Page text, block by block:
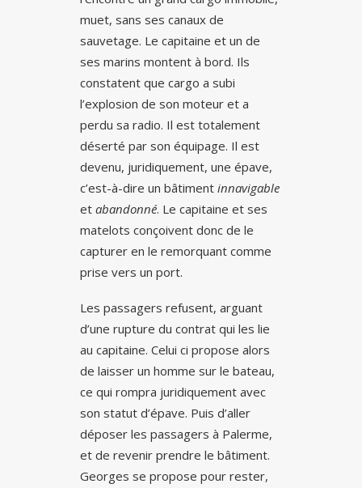
muet, sans ses canaux de
sauvetage. Le capitaine et un de
ses marins montent à bord. Ils
constatent que cargo a subi
l’explosion de son moteur et a
perdu sa radio. Il est totalement
déserté par son équipage. Il est
devenu, juridiquement, une épave,
c’est-à-dire un bâtiment innavigable
et abandonné. Le capitaine et ses
matelots conçoivent donc de le
capturer en le remorquant comme
prise vers un port.
Les passagers refusent, arguant
d’une rupture du contrat qui les lie
au capitaine. Celui ci propose alors
de laisser un homme sur le bateau,
ce qui rompra juridiquement avec
son statut d’épave. Puis d’aller
déposer les passagers à Palerme,
et de revenir prendre le bâtiment.
Georges se propose pour rester,